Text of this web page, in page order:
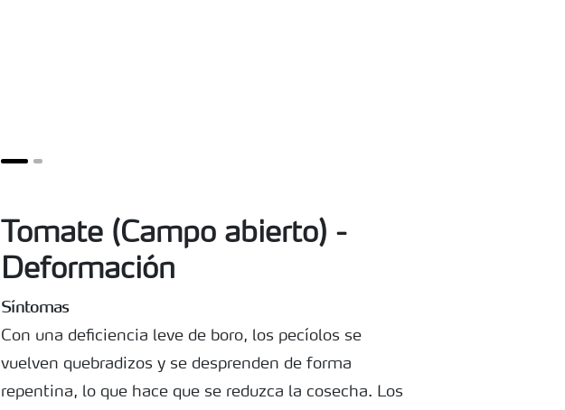
Tomate (Campo abierto) -
Deformación
Síntomas
Con una deficiencia leve de boro, los pecíolos se
vuelven quebradizos y se desprenden de forma
repentina, lo que hace que se reduzca la cosecha. Los